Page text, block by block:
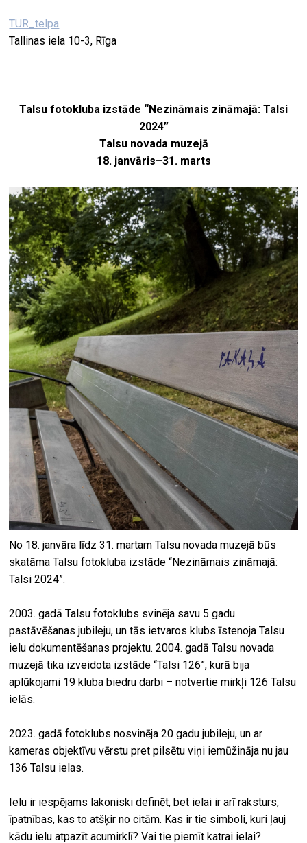
TUR_telpa
Tallinas iela 10-3, Rīga
Talsu fotokluba izstāde “Nezināmais zināmajā: Talsi
2024”
Talsu novada muzejā
18. janvāris–31. marts
No 18. janvāra līdz 31. martam Talsu novada muzejā būs
skatāma Talsu fotokluba izstāde “Nezināmais zināmajā:
Talsi 2024”.
2003. gadā Talsu fotoklubs svinēja savu 5 gadu
pastāvēšanas jubileju, un tās ietvaros klubs īstenoja Talsu
ielu dokumentēšanas projektu. 2004. gadā Talsu novada
muzejā tika izveidota izstāde “Talsi 126”, kurā bija
aplūkojami 19 kluba biedru darbi – notvertie mirkļi 126 Talsu
ielās.
2023. gadā fotoklubs nosvinēja 20 gadu jubileju, un ar
kameras objektīvu vērstu pret pilsētu viņi iemūžināja nu jau
136 Talsu ielas.
Ielu ir iespējams lakoniski definēt, bet ielai ir arī raksturs,
īpatnības, kas to atšķir no citām. Kas ir tie simboli, kuri ļauj
kādu ielu atpazīt acumirklī? Vai tie piemīt katrai ielai?